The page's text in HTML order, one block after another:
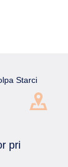
Starci
pri